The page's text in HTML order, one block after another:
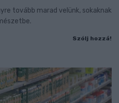
tovább marad velünk, sokaknak
Szólj hozzá!